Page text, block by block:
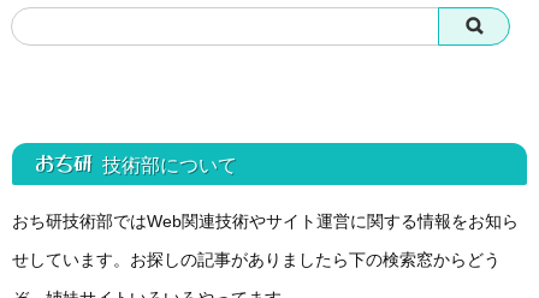
おち研 技術部について
おち研技術部ではWeb関連技術やサイト運営に関する情報をお知ら
せしています。お探しの記事がありましたら下の検索窓からどう